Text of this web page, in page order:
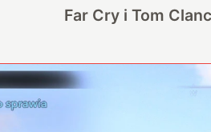
Far Cry i Tom